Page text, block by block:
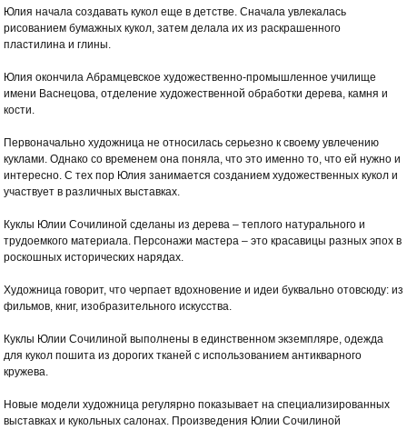
Юлия начала создавать кукол еще в детстве. Сначала увлекалась
рисованием бумажных кукол, затем делала их из раскрашенного
пластилина и глины.
Юлия окончила Абрамцевское художественно-промышленное училище
имени Васнецова, отделение художественной обработки дерева, камня и
кости.
Первоначально художница не относилась серьезно к своему увлечению
куклами. Однако со временем она поняла, что это именно то, что ей нужно и
интересно. С тех пор Юлия занимается созданием художественных кукол и
участвует в различных выставках.
Куклы Юлии Сочилиной сделаны из дерева – теплого натурального и
трудоемкого материала. Персонажи мастера – это красавицы разных эпох в
роскошных исторических нарядах.
Художница говорит, что черпает вдохновение и идеи буквально отовсюду: из
фильмов, книг, изобразительного искусства.
Куклы Юлии Сочилиной выполнены в единственном экземпляре, одежда
для кукол пошита из дорогих тканей с использованием антикварного
кружева.
Новые модели художница регулярно показывает на специализированных
выставках и кукольных салонах. Произведения Юлии Сочилиной